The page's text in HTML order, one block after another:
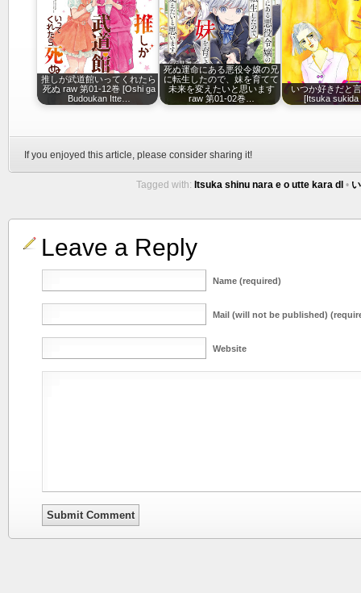
推しが武道館いってくれたら
死ぬ raw 第01-12巻 [Oshi ga
Budoukan Itte…
死ぬ運命にある悪役令嬢の兄
に転生したので、妹を育てて
未来を変えたいと思います
raw 第01-02巻…
いつか好きだと
[Itsuka sukida
If you enjoyed this article, please consider sharing it!
Tagged with: Itsuka shinu nara e o utte kara dl •
Leave a Reply
Name (required)
Mail (will not be published)
Website